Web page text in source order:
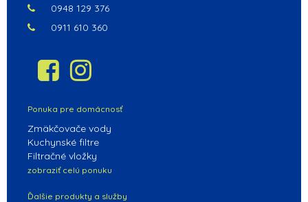
0948 129 376
0911 610 360
Ponuka pre domácnosť
Zmäkčovače vody
Kuchynské filtre
Filtračné vložky
zobraziť celú ponuku
Ďalšie produkty a služby